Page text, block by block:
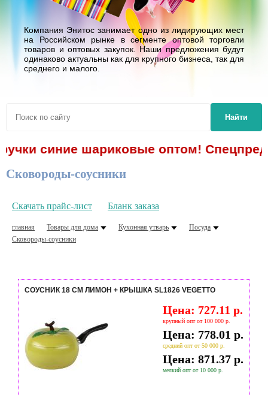
Компания Энитос занимает одно из лидирующих мест
на Российском рынке в сегменте оптовой торговли
товаров и оптовых закупок. Наши предложения будут
одинаково актуальны как для крупного бизнеса, так для
среднего и малого.
Найти
синие шариковые оптом!
Сковороды-соусники
Скачать прайс-лист Бланк заказа
главная Товары для дома Кухонная утварь
Посуда
Сковороды-соусники
СОУСНИК 18 СМ ЛИМОН + КРЫШКА SL1826 VEGETTO
Цена: 727.11 р.
крупный опт от 100 000 р.
Цена: 778.01 р.
средний опт от 50 000 р.
Цена: 871.37 р.
мелкий опт от 10 000 р.